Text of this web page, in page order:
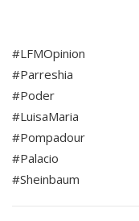
#LFMOpinion
#Parreshia
#Poder
#LuisaMaria
#Pompadour
#Palacio
#Sheinbaum